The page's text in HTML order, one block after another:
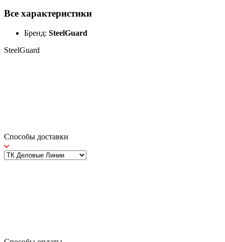
Все характеристики
Бренд: SteelGuard
SteelGuard
Способы доставки